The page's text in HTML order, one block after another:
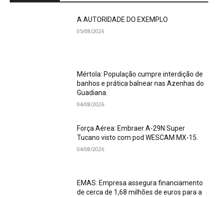
A AUTORIDADE DO EXEMPLO
05/08/2026
Mértola: População cumpre interdição de
banhos e prática balnear nas Azenhas do
Guadiana.
04/08/2026
Força Aérea: Embraer A-29N Super
Tucano visto com pod WESCAM MX-15.
04/08/2026
EMAS: Empresa assegura financiamento
de cerca de 1,68 milhões de euros para a